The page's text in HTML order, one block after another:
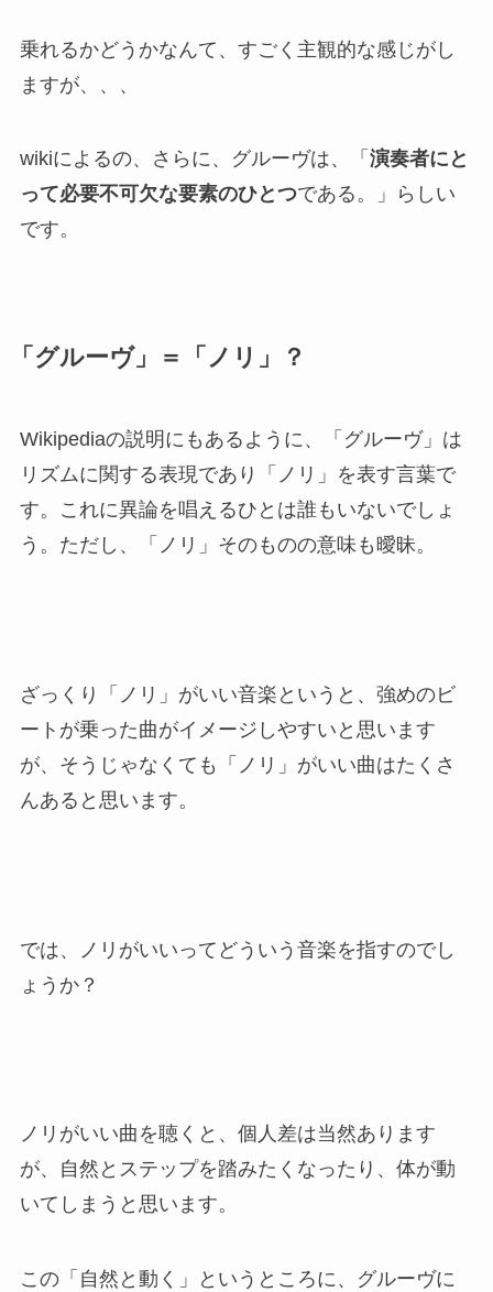
乗れるかどうかなんて、すごく主観的な感じがし
ますが、、、
wikiによるの、さらに、グルーヴは、「 演奏者にと
って必要不可欠な要素のひとつである。」らしい
です。
「グルーヴ」＝「ノリ」？
Wikipediaの説明にもあるように、「グルーヴ」は
リズムに関する表現であり「ノリ」を表す言葉で
す。これに異論を唱えるひとは誰もいないでしょ
う。ただし、「ノリ」そのものの意味も曖昧。
ざっくり「ノリ」がいい音楽というと、強めのビ
ートが乗った曲がイメージしやすいと思います
が、そうじゃなくても「ノリ」がいい曲はたくさ
んあると思います。
では、ノリがいいってどういう音楽を指すのでし
ょうか？
ノリがいい曲を聴くと、個人差は当然あります
が、自然とステップを踏みたくなったり、体が動
いてしまうと思います。
この「自然と動く」というところに、グルーヴに